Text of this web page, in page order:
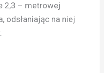
2,3 – metrowej
odsłaniając na niej